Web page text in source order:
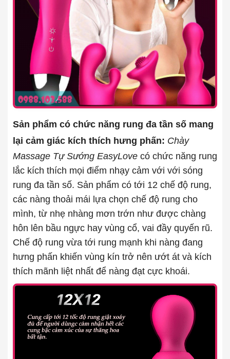
Sản phẩm có chức năng rung đa tần số mang
lại cảm giác kích thích hưng phấn: Chày
Massage Tự Sướng EasyLove có chức năng rung
lắc kích thích mọi điểm nhạy cảm với với sóng
rung đa tần số. Sản phẩm có tới 12 chế độ rung,
các nàng thoải mái lựa chọn chế độ rung cho
mình, từ nhẹ nhàng mơn trớn như được chàng
hôn lên bầu ngực hay vùng cổ, vai đầy quyến rũ.
Chế độ rung vừa tới rung mạnh khi nàng đang
hưng phấn khiến vùng kín trở nên ướt át và kích
thích mãnh liệt nhất để nàng đạt cực khoái.